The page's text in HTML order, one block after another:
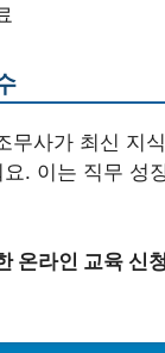
무사가 최신 지
. 이는 직무 성
온라인 교육 신